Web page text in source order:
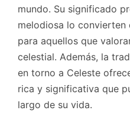
mundo. Su significado
melodiosa lo
para aquellos que
celestial. Además, la
en torno a Celeste
rica y significativa que
largo de su vida.